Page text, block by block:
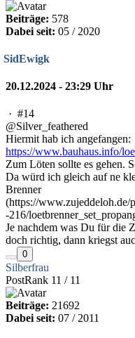
Beiträge: 578
Dabei seit: 05 / 2020
SidEwigk
20.12.2024 - 23:29 Uhr
· #14
@Silver_feathered
Hiermit hab ich angefangen:
https://www.bauhaus.info/
Zum Löten sollte es gehen.
Da würd ich gleich auf ne
Brenner
(https://www.zujeddeloh.de/
-216/
Je nachdem was Du für die
doch richtig, dann kriegst
0
Silberfrau
PostRank 11 / 11
Beiträge: 21692
Dabei seit: 07 / 2011